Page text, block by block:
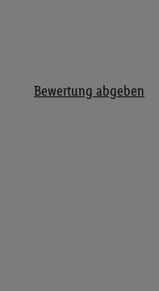
Bewertung abgeben